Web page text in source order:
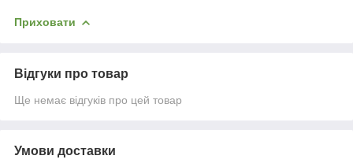
Приховати
Відгуки про товар
Ще немає відгуків про цей товар
Умови доставки